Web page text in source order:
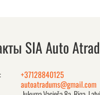
SIA Auto
+37128840125
autoatradums@gmail.com